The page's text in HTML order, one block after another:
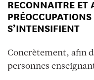
RECONNAITRE ET
S’INTENSIFIENT
Concrètement, afin
personnes